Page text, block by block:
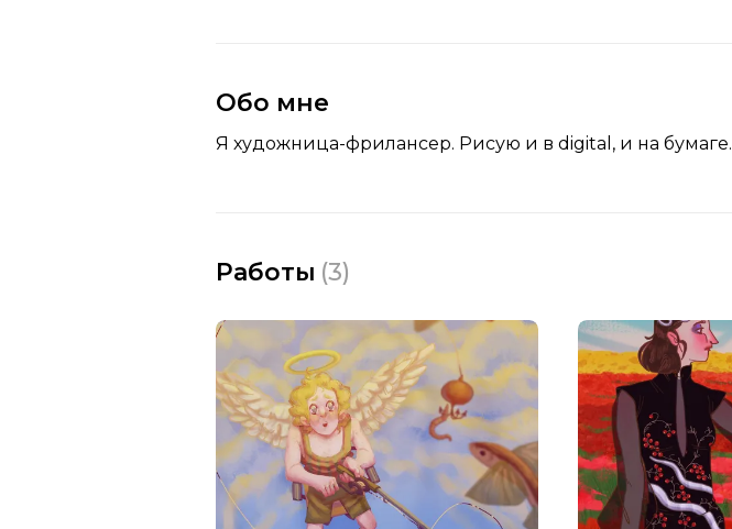
Обо мне
Я художница-фрилансер. Рисую и в digital, и на бумаге.
Работы (3)